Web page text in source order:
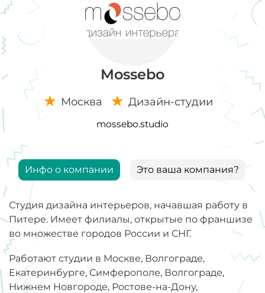
Mossebo
Москва Дизайн-студии
mossebo.studio
Инфо о компании Это ваша компания?
Студия дизайна интерьеров, начавшая работу в
Питере. Имеет филиалы, открытые по франшизе
во множестве городов России и СНГ.
Работают студии в Москве, Волгограде,
Екатеринбурге, Симферополе, Волгограде,
Нижнем Новгороде, Ростове-на-Дону,